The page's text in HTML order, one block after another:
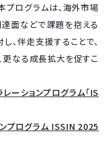
プログラムは、海外市場
面などで課題を抱える
、伴走支援することで、
更なる成長拡大を促すこ
ーションプログラム「IS
プログラム ISSIN 2025